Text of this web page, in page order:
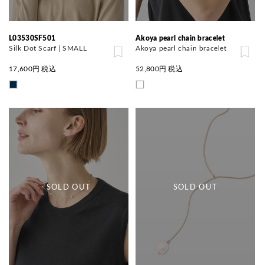
L03530SF501
Silk Dot Scarf | SMALL
17,600円 税込
Akoya pearl chain bracelet
Akoya pearl chain bracelet
52,800円 税込
SOLD OUT SOLD OUT